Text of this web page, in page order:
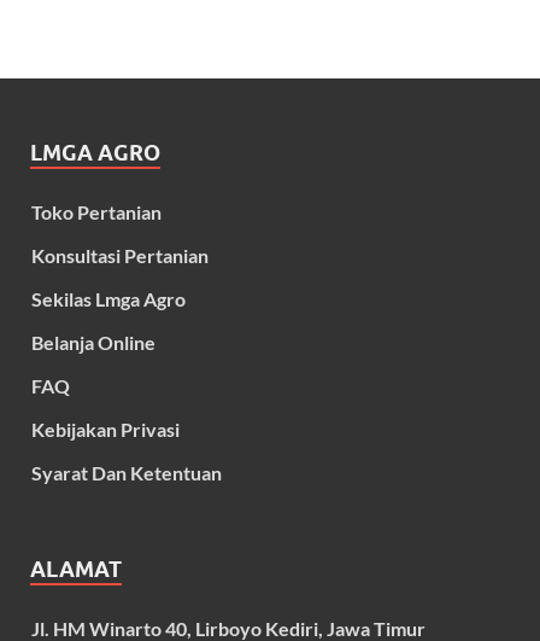
LMGA AGRO
Toko Pertanian
Konsultasi Pertanian
Sekilas Lmga Agro
Belanja Online
FAQ
Kebijakan Privasi
Syarat Dan Ketentuan
ALAMAT
Jl. HM Winarto 40, Lirboyo Kediri, Jawa Timur